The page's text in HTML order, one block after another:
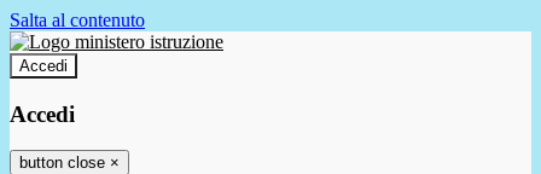
Salta al contenuto
Accedi
Accedi
button close ×